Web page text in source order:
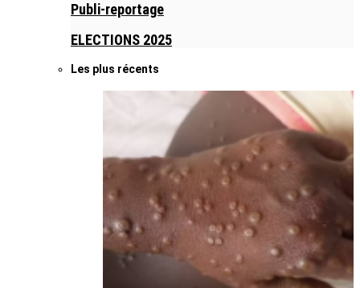
Publi-reportage
ELECTIONS 2025
Les plus récents